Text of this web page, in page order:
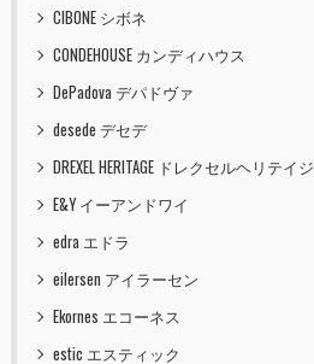
CIBONE シボネ
CONDEHOUSE カンディハウス
DePadova デパドヴァ
desede デセデ
DREXEL HERITAGE ドレクセルヘリテイジ
E&Y イーアンドワイ
edra エドラ
eilersen アイラーセン
Ekornes エコーネス
estic エスティック